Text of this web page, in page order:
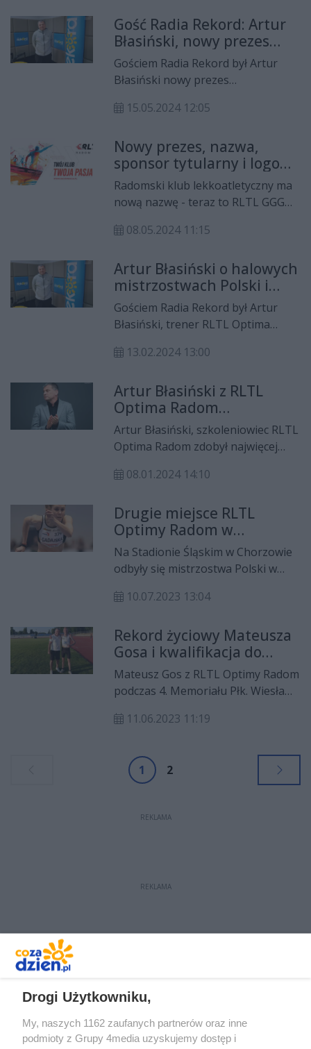
pracy z naszymi zawodnikami,
zatrzymanie tych talentów w
Radomiu i dbałość o nich - mówi
Artur Błasiński, prezes
radomskiego klubu.
Gość Radia Rekord: Artur
Błasiński, nowy prezes
RLTL GGG Radom
Gościem Radia Rekord był Artur
Błasiński nowy prezes
Radom. Rozmawiał Michał Nowak.
15.05.2024 12:05
Nowy prezes, nazwa,
sponsor tytularny i logo
klubu RLTL Radom!
Radomski klub lekkoatletyczny ma
nową nazwę - teraz to RLTL GGG
Artur Błasiński.
08.05.2024 11:15
Artur Błasiński o halowych
mistrzostwach Polski i
Biegu Kazików
Gościem Radia Rekord był Artur
Błasiński, trener RLTL Optima
Kazików, który w tym roku
13.02.2024 13:00
Artur Błasiński z RLTL
Optima Radom
najskuteczniejszym
trenerem w Polsce!
Artur Błasiński, szkoleniowiec RLTL
Optima Radom zdobył najwięcej
Sportu Młodzieżowego wśród
08.01.2024 14:10
Drugie miejsce RLTL
Optimy Radom w
klasyfikacji drużynowej
mistrzostw Polski
Na Stadionie Śląskim w Chorzowie
odbyły się mistrzostwa Polski w
Bardzo dobrze podczas trzydniowej
Optimy Radom!
10.07.2023 13:04
Rekord życiowy Mateusza
Gosa i kwalifikacja do
mistrzostw Europy U23
Mateusz Gos z RLTL Optimy Radom
podczas 4. Memoriału Płk. Wiesława
życiowy i dzięki temu w lipcu uda się
11.06.2023 11:19
1 2
REKLAMA
REKLAMA
Drogi Użytkowniku,
My, naszych 1162 zaufanych partnerów oraz inne
podmioty z Grupy 4media uzyskujemy dostęp i